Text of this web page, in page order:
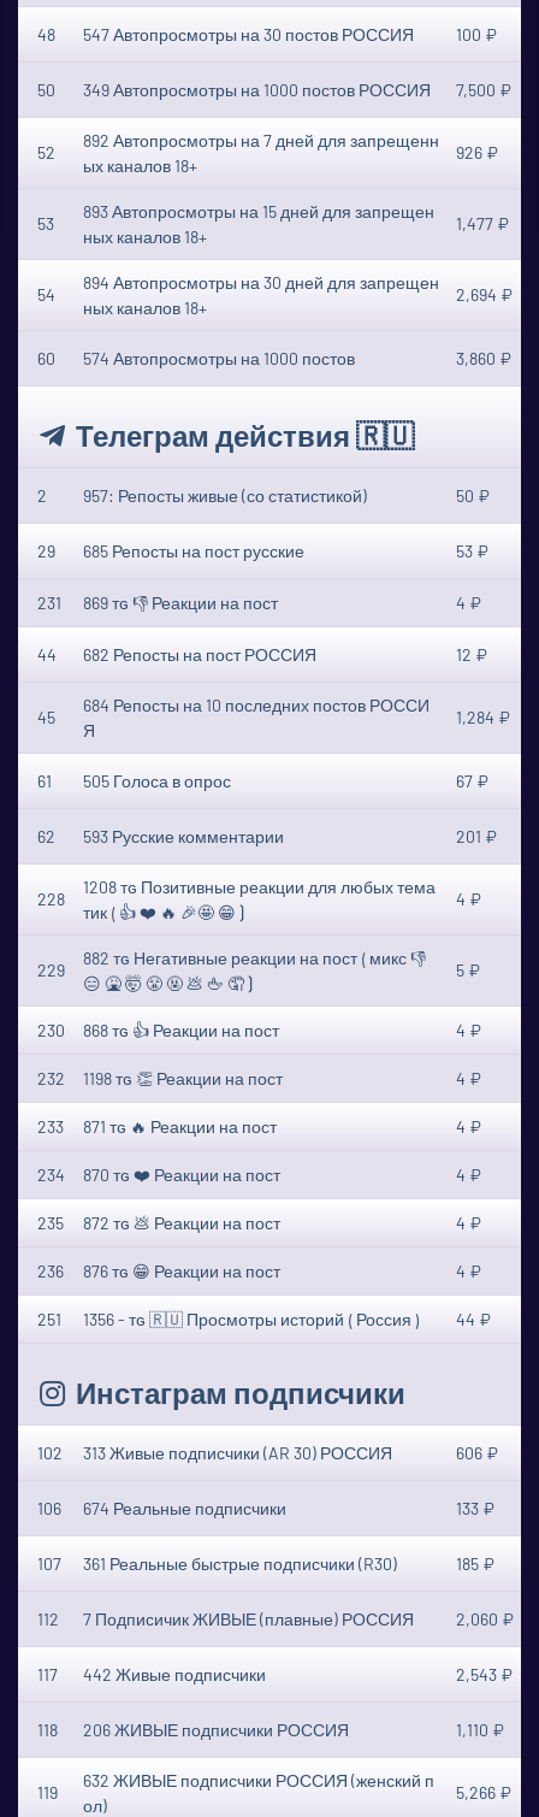
48 547 Автопросмотры на 30 постов РОССИЯ 100 ₽
50 349 Автопросмотры на 1000 постов РОССИЯ 7,500 ₽
52
892 Автопросмотры на 7 дней для запрещенн
ых каналов 18+
926 ₽
53
893 Автопросмотры на 15 дней для запрещен
ных каналов 18+
1,477 ₽
54
894 Автопросмотры на 30 дней для запрещен
ных каналов 18+
2,694 ₽
60 574 Автопросмотры на 1000 постов 3,860 ₽
Телеграм действия 🇷🇺
2 957: Репосты живые (со статистикой) 50 ₽
29 685 Репосты на пост русские 53 ₽
231 869 ᴛɢ 👎 Реакции на пост 4 ₽
44 682 Репосты на пост РОССИЯ 12 ₽
45
684 Репосты на 10 последних постов РОССИ
Я
1,284 ₽
61 505 Голоса в опрос 67 ₽
62 593 Русские комментарии 201 ₽
228
1208 ᴛɢ Позитивные реакции для любых тема
тик ⟮ 👍 ❤️ 🔥 🎉🤩 😁 ⟯
4 ₽
229
882 ᴛɢ Негативные реакции на пост ⟮ микс 👎
😑 🤮 🤯 😤 🤬 💩 🖕 🤦 ⟯
5 ₽
230 868 ᴛɢ 👍 Реакции на пост 4 ₽
232 1198 ᴛɢ 👏 Реакции на пост 4 ₽
233 871 ᴛɢ 🔥 Реакции на пост 4 ₽
234 870 ᴛɢ ❤️ Реакции на пост 4 ₽
235 872 ᴛɢ 💩 Реакции на пост 4 ₽
236 876 ᴛɢ 😁 Реакции на пост 4 ₽
251 1356 - ᴛɢ 🇷🇺 Просмотры историй ⟮ Россия ⟯ 44 ₽
Инстаграм подписчики
102 313 Живые подписчики (AR 30) РОССИЯ 606 ₽
106 674 Реальные подписчики 133 ₽
107 361 Реальные быстрые подписчики (R30) 185 ₽
112 7 Подписичик ЖИВЫЕ (плавные) РОССИЯ 2,060 ₽
117 442 Живые подписчики 2,543 ₽
118 206 ЖИВЫЕ подписчики РОССИЯ 1,110 ₽
119
632 ЖИВЫЕ подписчики РОССИЯ (женский п
ол)
5,266 ₽